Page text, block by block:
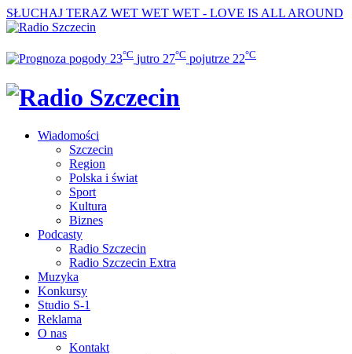
SŁUCHAJ TERAZ WET WET WET - LOVE IS ALL AROUND
23°C jutro 27°C pojutrze 22°C
Wiadomości
Szczecin
Region
Polska i świat
Sport
Kultura
Biznes
Podcasty
Radio Szczecin
Radio Szczecin Extra
Muzyka
Konkursy
Studio S-1
Reklama
O nas
Kontakt